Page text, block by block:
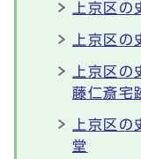
上京区
上京区
上京区
藤仁斎宅
上京区
堂